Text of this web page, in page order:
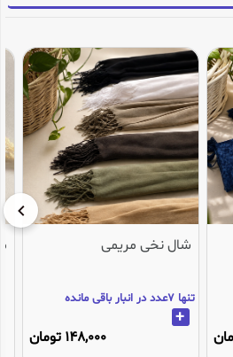
شال نخی مریمی
تنها 7عدد در انبار باقی مانده
+
148,000 تومان